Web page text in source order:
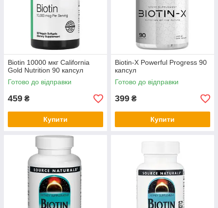
Biotin 10000 мкг California
Gold Nutrition 90 капсул
Готово до відправки
459 ₴
Купити
Biotin-X Powerful Progress 90
капсул
Готово до відправки
399 ₴
Купити